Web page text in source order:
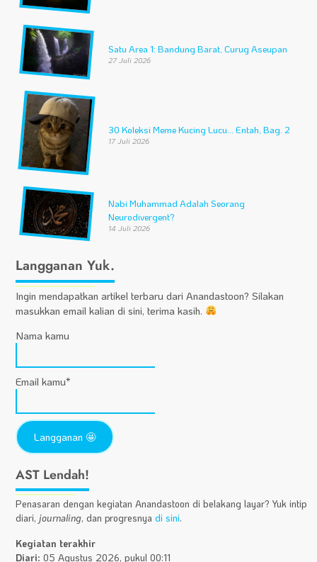
Satu Area 1: Bandung Barat, Curug Aseupan
27 Juli 2026
30 Koleksi Meme Kucing Lucu… Entah, Bag. 2
17 Juli 2026
Nabi Muhammad Adalah Seorang
Neurodivergent?
14 Juli 2026
Langganan Yuk.
Ingin mendapatkan artikel terbaru dari Anandastoon? Silakan
masukkan email kalian di sini, terima kasih.
Nama kamu
Email kamu*
AST Lendah!
Penasaran dengan kegiatan Anandastoon di belakang layar? Yuk intip
diari, journaling, dan progresnyadi sini.
Kegiatan terakhir
Diari:05 Agustus 2026, pukul 00:11